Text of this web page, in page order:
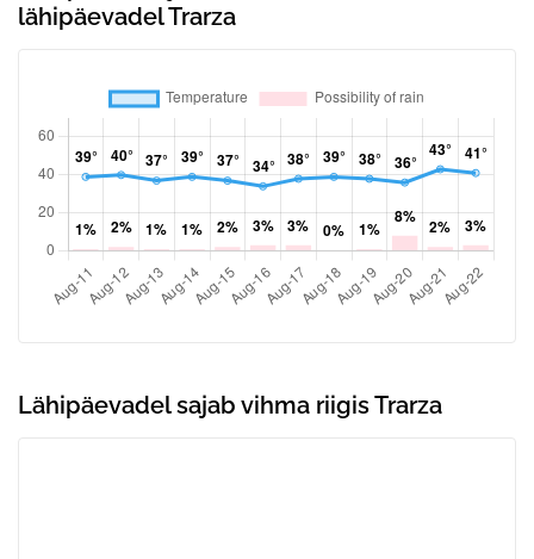
lähipäevadel Trarza
Lähipäevadel sajab vihma riigis Trarza